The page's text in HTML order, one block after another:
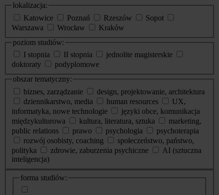
lokalizacja:
Katowice
Poznań Rzeszów
Sopot
Warszawa
Wrocław
Kraków
poziom studiów:
I stopnia
II stopnia
jednolite magisterskie
doktoraty
podyplomowe
obszar tematyczny:
biznes, zarządzanie
design, projektowanie, architektura
dziennikarstwo, media
human resources
UX,
informatyka, nowe technologie
języki obce, komunikacja
międzykulturowa
kultura, literatura, sztuka
marketing,
public relations
prawo psychologia
psychoterapia
rozwój osobisty, coaching
społeczeństwo, państwo,
polityka
zdrowie, zaburzenia psychiczne
AI (sztuczna
inteligencja)
dodatkowe
informacje
forma studiów: